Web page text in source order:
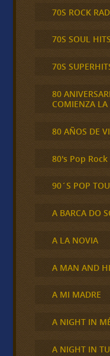
70S ROCK
70S SOUL HITS
70S
80
COMIENZA
80 AÑOS DE
80's Pop Rock
90´S POP
A BARCA DO
A LA NOVIA
A MAN AND
A MI MADRE
A NIGHT IN
A NIGHT IN